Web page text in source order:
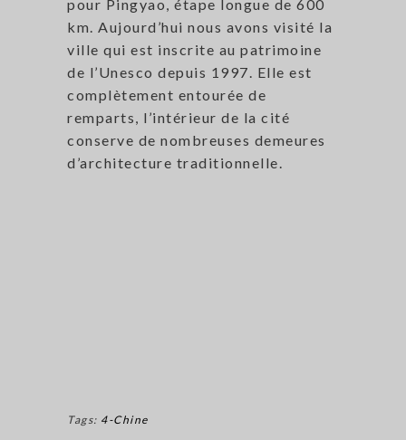
pour Pingyao, étape longue de 600
km. Aujourd’hui nous avons visité la
ville qui est inscrite au patrimoine
de l’Unesco depuis 1997. Elle est
complètement entourée de
remparts, l’intérieur de la cité
conserve de nombreuses demeures
d’architecture traditionnelle.
Tags: 4-Chine